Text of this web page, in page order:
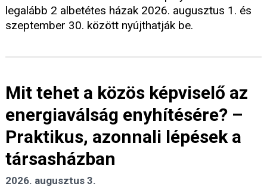
legalább 2 albetétes házak 2026. augusztus 1. és
szeptember 30. között nyújthatják be.
Mit tehet a közös képviselő az
energiaválság enyhítésére? –
Praktikus, azonnali lépések a
társasházban
2026. augusztus 3.